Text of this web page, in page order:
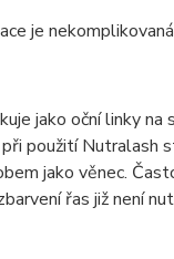
je
jako oční linky na
použití Nutralash
jako věnec.
řas již není